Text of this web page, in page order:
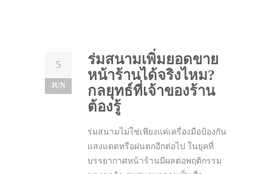
5
JUN
ร่มสนามเพิ่มยอดขาย
หน้าร้านได้จริงไหม?
กลยุทธ์ที่เจ้าของร้าน
ต้องรู้
ร่มสนามไม่ใช่เพียงแค่เครื่องมือป้องกัน
แสงแดดหรือฝนตกอีกต่อไป ในยุคที่
บรรยากาศหน้าร้านมีผลต่อพฤติกรรม